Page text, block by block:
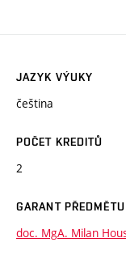
JAZYK VÝUKY
čeština
POČET KREDITŮ
2
GARANT PŘEDMĚTU
doc. MgA. Milan